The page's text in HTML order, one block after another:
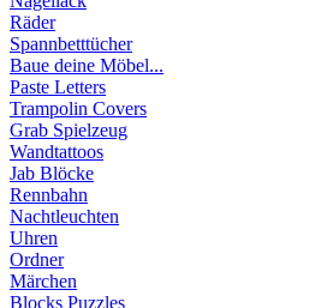
Räder
Spannbetttücher
Baue deine Möbel...
Paste Letters
Trampolin Covers
Grab Spielzeug
Wandtattoos
Jab Blöcke
Rennbahn
Nachtleuchten
Uhren
Ordner
Märchen
Blocks Puzzles